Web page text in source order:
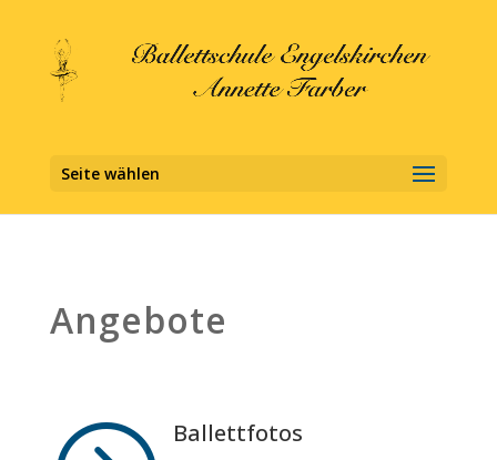
Seite wählen
Angebote
Ballettfotos